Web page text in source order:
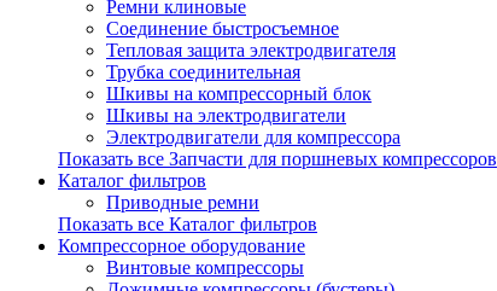
Ремни клиновые
Соединение быстросъемное
Тепловая защита электродвигателя
Трубка соединительная
Шкивы на компрессорный блок
Шкивы на электродвигатели
Электродвигатели для компрессора
Показать все Запчасти для поршневых компрессоров
Каталог фильтров
Приводные ремни
Показать все Каталог фильтров
Компрессорное оборудование
Винтовые компрессоры